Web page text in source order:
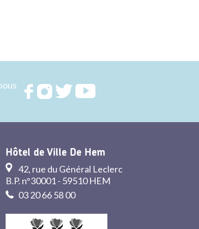
RejoignezRejoignezRejoignez
Hôtel de Ville De Hem
42, rue du Général Leclerc
B.P. n°30001 - 59510 HEM
03 20 66 58 00